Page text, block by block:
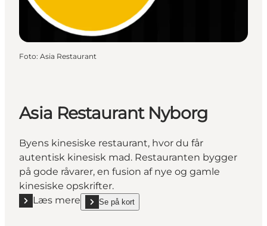
Foto: Asia Restaurant
Asia Restaurant Nyborg
Byens kinesiske restaurant, hvor du får
autentisk kinesisk mad. Restauranten bygger
på gode råvarer, en fusion af nye og gamle
kinesiske opskrifter.
Læs mere
Læs mere "Asia Restaurant Nyborg"
Se på kort
show Asia Restaurant Nyborg on_map